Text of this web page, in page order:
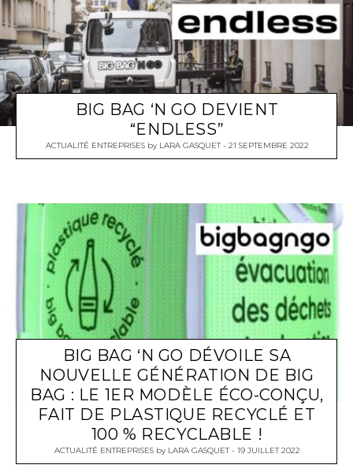
BIG BAG ‘N GO DEVIENT
“ENDLESS”
ACTUALITÉ ENTREPRISESby LARA GASQUET 21 SEPTEMBRE 2022
BIG BAG ‘N GO DÉVOILE SA
NOUVELLE GÉNÉRATION DE BIG
BAG : LE 1ER MODÈLE ÉCO-CONÇU,
FAIT DE PLASTIQUE RECYCLÉ ET
100 % RECYCLABLE !
ACTUALITÉ ENTREPRISESby LARA GASQUET 19 JUILLET 2022